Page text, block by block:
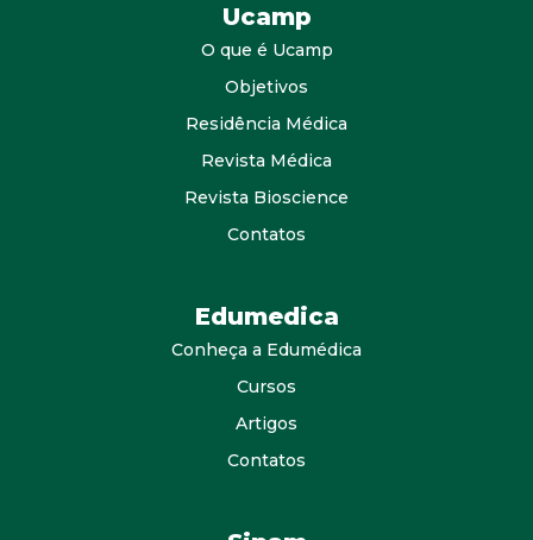
Ucamp
O que é Ucamp
Objetivos
Residência Médica
Revista Médica
Revista Bioscience
Contatos
Edumedica
Conheça a Edumédica
Cursos
Artigos
Contatos